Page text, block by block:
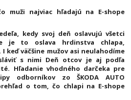
muži najviac hľadajú na E-shope
kedy svoj deň oslavujú všetci
je to oslava hrdinstva chlapa,
keď väčšine mužov asi neulahodíme
s nimi Deň otcov je aj podľa
Hľadanie vhodného darčeka pre
odborníkov zo ŠKODA AUTO
o tom, čo chlapi na E-shope